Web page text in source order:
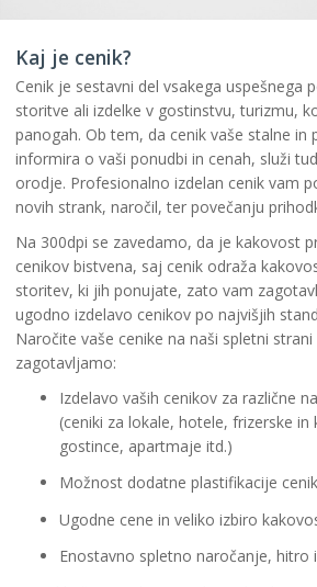
Kaj je cenik?
Cenik je sestavni del vsakega uspešnega
storitve ali izdelke v gostinstvu, turizmu,
panogah. Ob tem, da cenik vaše stalne in
informira o vaši ponudbi in cenah, služi
orodje. Profesionalno izdelan cenik vam
novih strank, naročil, ter povečanju
Na 300dpi se zavedamo, da je kakovost
cenikov bistvena, saj cenik odraža
storitev, ki jih ponujate, zato vam
ugodno izdelavo cenikov po najvišjih
Naročite vaše cenike na naši spletni
zagotavljamo:
Izdelavo vaših cenikov za različne
(ceniki za lokale, hotele, frizerske
gostince, apartmaje itd.)
Možnost dodatne plastifikacije
Ugodne cene in veliko izbiro
Enostavno spletno naročanje, hitro